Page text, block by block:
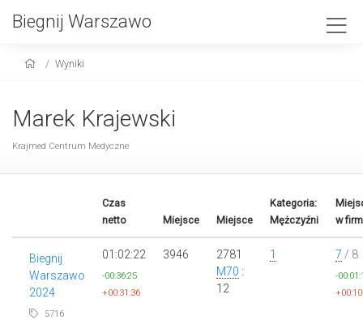
Biegnij Warszawo
Wyniki
Marek Krajewski
Krajmed Centrum Medyczne
Czas
netto
Miejsce Miejsce
Kategoria:
Mężczyźni
w
Biegnij
Warszawo
2024
5716
01:02:22
-00:36:25
+00:31:36
3946
2781
M70 :
12
1 7 / 8
-